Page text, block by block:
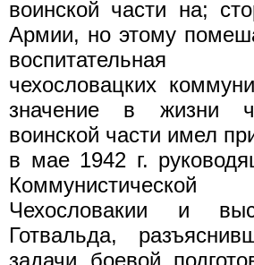
воинской части на;
Армии, но этому
чехословацких
значение в жизни
воинской части имел
в мае 1942 г.
Чехословакии и
Готвальда,
задачи боевой